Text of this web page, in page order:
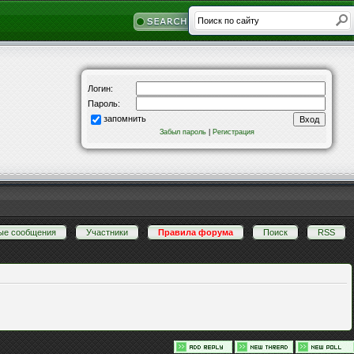
Логин:
Пароль:
запомнить
Забыл пароль| Регистрация
сообщения · Участники · Правила форума · Поиск · RSS